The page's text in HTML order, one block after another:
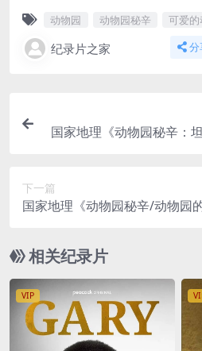
动物园 动物园秘辛 可爱的
纪录片之家 分
国家地理《动物园秘辛：
下一篇
国家地理《动物园秘辛/动物园
净收藏版 1080P/MP4/51.6G
相关纪录片
VIP